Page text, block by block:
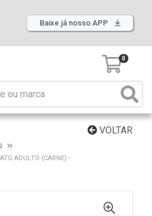
Baixe já nosso APP
0
VOLTAR
ADULTO (CARNE) -